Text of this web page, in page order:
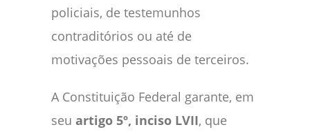
policiais, de testemunhos
contraditórios ou até de
motivações pessoais de terceiros.
A Constituição Federal garante, em
seu artigo 5º, inciso LVII, que